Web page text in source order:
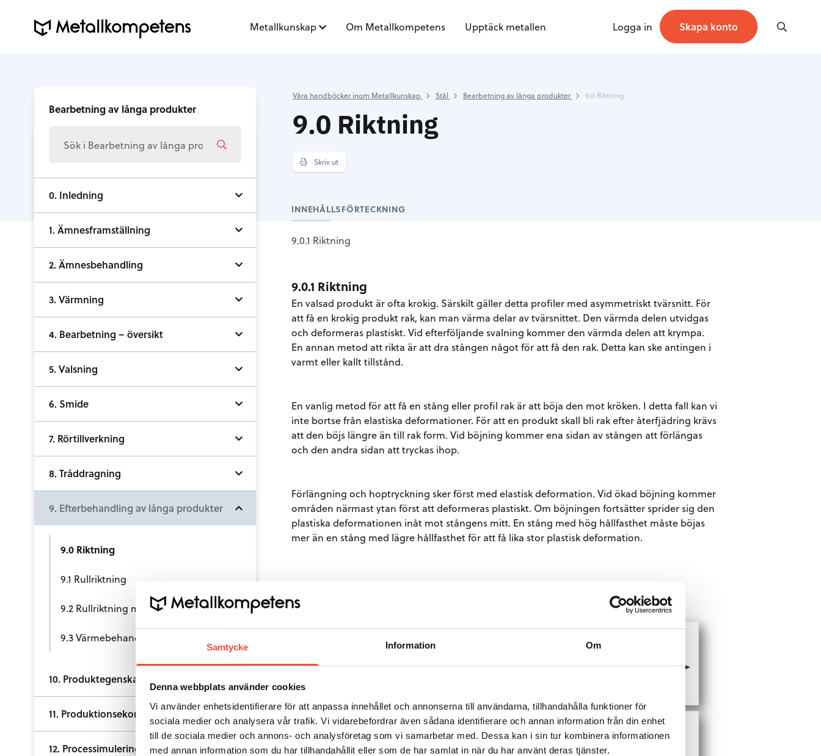
Samtycke Information Om
Denna webbplats använder cookies
Vi använder enhetsidentifierare för att anpassa innehållet och annonserna till användarna, tillhandahålla funktioner för
sociala medier och analysera vår trafik. Vi vidarebefordrar även sådana identifierare och annan information från din enhet
till de sociala medier och annons- och analysföretag som vi samarbetar med. Dessa kan i sin tur kombinera informationen
med annan information som du har tillhandahållit eller som de har samlat in när du har använt deras tjänster.
Metallkunskap Om Metallkompetens Upptäck metallen Logga in Skapa konto
Bearbetning av långa produkter
0. Inledning
1. Ämnesframställning
2. Ämnesbehandling
3. Värmning
4. Bearbetning – översikt
5. Valsning
6. Smide
7. Rörtillverkning
8. Tråddragning
9. Efterbehandling av långa produkter
9.0 Riktning
9.1 Rullriktning
9.2 Rullriktning med konkava-konvexa valsar
9.3 Värmebehandling
10. Produktegenskaper
11. Produktionsekonomi
12. Processimulering
Våra handböcker inom Metallkunskap Stål Bearbetning av långa produkter 9.0 Riktning
9.0 Riktning
Skriv ut
INNEHÅLLSFÖRTECKNING
9.0.1 Riktning
9.0.1 Riktning
En valsad produkt är ofta krokig. Särskilt gäller detta profiler med asymmetriskt tvärsnitt. För
att få en krokig produkt rak, kan man värma delar av tvärsnittet. Den värmda delen utvidgas
och deformeras plastiskt. Vid efterföljande svalning kommer den värmda delen att krympa.
En annan metod att rikta är att dra stången något för att få den rak. Detta kan ske antingen i
varmt eller kallt tillstånd.
En vanlig metod för att få en stång eller profil rak är att böja den mot kröken. I detta fall kan vi
inte bortse från elastiska deformationer. För att en produkt skall bli rak efter återfjädring krävs
att den böjs längre än till rak form. Vid böjning kommer ena sidan av stången att förlängas
och den andra sidan att tryckas ihop.
Förlängning och hoptryckning sker först med elastisk deformation. Vid ökad böjning kommer
områden närmast ytan först att deformeras plastiskt. Om böjningen fortsätter sprider sig den
plastiska deformationen inåt mot stångens mitt. En stång med hög hållfasthet måste böjas
mer än en stång med lägre hållfasthet för att få lika stor plastisk deformation.